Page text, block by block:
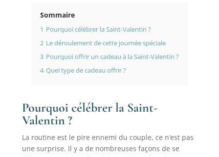
Sommaire
1 Pourquoi célébrer la Saint-Valentin ?
2 Le déroulement de cette journée spéciale
3 Pourquoi offrir un cadeau à la Saint-Valentin ?
4 Quel type de cadeau offrir ?
Pourquoi célébrer la Saint-
Valentin ?
La routine est le pire ennemi du couple, ce n’est pas
une surprise. Il y a de nombreuses façons de se